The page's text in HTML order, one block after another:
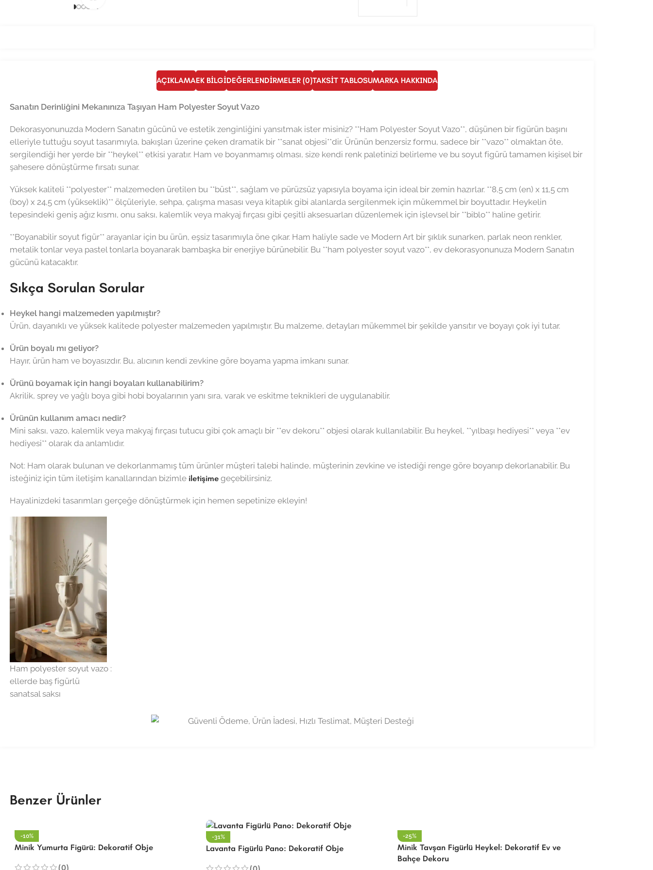
AÇIKLAMAEK BILGIDEĞERLENDIRMELER (0)TAKSIT TABLOSUMARKA HAKKINDA
Sanatın Derinliğini Mekanınıza Taşıyan Ham Polyester Soyut Vazo
Dekorasyonunuzda Modern Sanatın gücünü ve estetik zenginliğini yansıtmak ister misiniz? **Ham Polyester Soyut Vazo**, düşünen bir figürün başını
elleriyle tuttuğu soyut tasarımıyla, bakışları üzerine çeken dramatik bir **sanat objesi**dir. Ürünün benzersiz formu, sadece bir **vazo** olmaktan öte,
sergilendiği her yerde bir **heykel** etkisi yaratır. Ham ve boyanmamış olması, size kendi renk paletinizi belirleme ve bu soyut figürü tamamen kişisel bir
şahesere dönüştürme fırsatı sunar.
Yüksek kaliteli **polyester** malzemeden üretilen bu **büst**, sağlam ve pürüzsüz yapısıyla boyama için ideal bir zemin hazırlar. **8,5 cm (en) x 11,5 cm
(boy) x 24,5 cm (yükseklik)** ölçüleriyle, sehpa, çalışma masası veya kitaplık gibi alanlarda sergilenmek için mükemmel bir boyuttadır. Heykelin
tepesindeki geniş ağız kısmı, onu saksı, kalemlik veya makyaj fırçası gibi çeşitli aksesuarları düzenlemek için işlevsel bir **biblo** haline getirir.
**Boyanabilir soyut figür** arayanlar için bu ürün, eşsiz tasarımıyla öne çıkar. Ham haliyle sade ve Modern Art bir şıklık sunarken, parlak neon renkler,
metalik tonlar veya pastel tonlarla boyanarak bambaşka bir enerjiye bürünebilir. Bu **ham polyester soyut vazo**, ev dekorasyonunuza Modern Sanatın
gücünü katacaktır.
Sıkça Sorulan Sorular
Heykel hangi malzemeden yapılmıştır?
Ürün, dayanıklı ve yüksek kalitede polyester malzemeden yapılmıştır. Bu malzeme, detayları mükemmel bir şekilde yansıtır ve boyayı çok iyi tutar.
Ürün boyalı mı geliyor?
Hayır, ürün ham ve boyasızdır. Bu, alıcının kendi zevkine göre boyama yapma imkanı sunar.
Ürünü boyamak için hangi boyaları kullanabilirim?
Akrilik, sprey ve yağlı boya gibi hobi boyalarının yanı sıra, varak ve eskitme teknikleri de uygulanabilir.
Ürünün kullanım amacı nedir?
Mini saksı, vazo, kalemlik veya makyaj fırçası tutucu gibi çok amaçlı bir **ev dekoru** objesi olarak kullanılabilir. Bu heykel, **yılbaşı hediyesi** veya **ev
hediyesi** olarak da anlamlıdır.
Not: Ham olarak bulunan ve dekorlanmamış tüm ürünler müşteri talebi halinde, müşterinin zevkine ve istediği renge göre boyanıp dekorlanabilir. Bu
isteğiniz için tüm iletişim kanallarından bizimle iletişime geçebilirsiniz.
Hayalinizdeki tasarımları gerçeğe dönüştürmek için hemen sepetinize ekleyin!
Ham polyester soyut vazo :
ellerde baş figürlü
sanatsal saksı
Benzer Ürünler
-10%
Minik Yumurta Figürü: Dekoratif Obje
(0)
-31%
Lavanta Figürlü Pano: Dekoratif Obje
-25%
Minik Tavşan Figürlü Heykel: Dekoratif Ev ve
Bahçe Dekoru